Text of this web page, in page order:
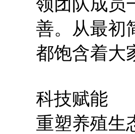
善。从最初
都饱含着大
科技赋能
重塑养殖生